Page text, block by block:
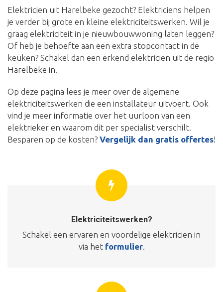
Elektricien uit Harelbeke gezocht? Elektriciens helpen
je verder bij grote en kleine elektriciteitswerken. Wil je
graag elektriciteit in je nieuwbouwwoning laten leggen?
Of heb je behoefte aan een extra stopcontact in de
keuken? Schakel dan een erkend elektricien uit de regio
Harelbeke in.
Op deze pagina lees je meer over de algemene
elektriciteitswerken die een installateur uitvoert. Ook
vind je meer informatie over het uurloon van een
elektrieker en waarom dit per specialist verschilt.
Besparen op de kosten? Vergelijk dan gratis offertes!
Elektriciteitswerken?
Schakel een ervaren en voordelige elektricien in
via het formulier.